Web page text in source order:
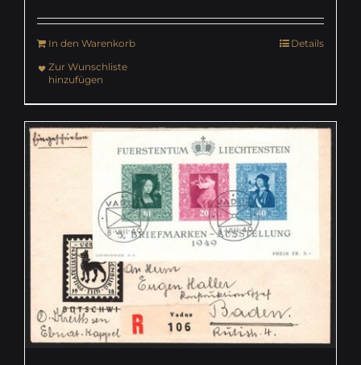
In den Warenkorb
Details
Zur Wunschliste
hinzufügen